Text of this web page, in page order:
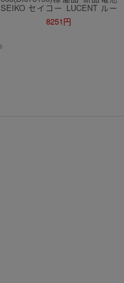
SEIKO セイコー LUCENT ルー
セント 7N01-5190 腕時計 クォ
ーツ スクエア 白文字盤 メンズ
8251円